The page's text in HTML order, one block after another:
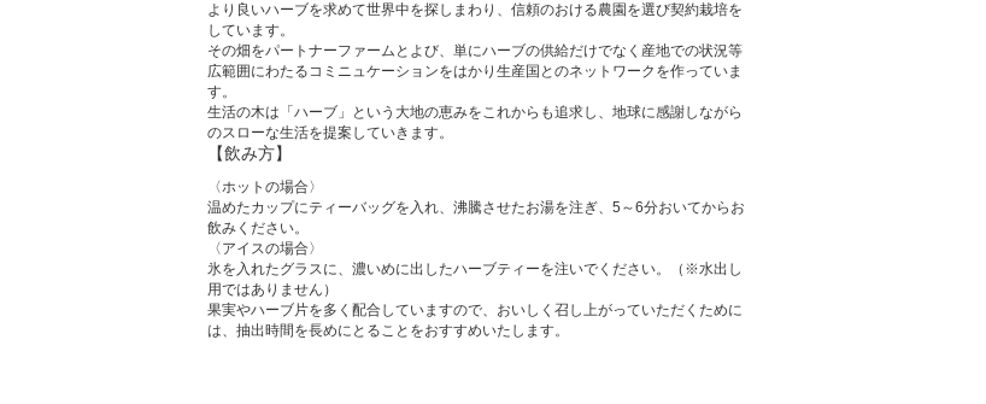
より良いハーブを求めて世界中を探しまわり、信頼のおける農園を選び契約栽培を
しています。
その畑をパートナーファームとよび、単にハーブの供給だけでなく産地での状況等
広範囲にわたるコミニュケーションをはかり生産国とのネットワークを作っていま
す。
生活の木は「ハーブ」という大地の恵みをこれからも追求し、地球に感謝しながら
のスローな生活を提案していきます。
【飲み方】
〈ホットの場合〉
温めたカップにティーバッグを入れ、沸騰させたお湯を注ぎ、5～6分おいてからお
飲みください。
〈アイスの場合〉
氷を入れたグラスに、濃いめに出したハーブティーを注いでください。（※水出し
用ではありません）
果実やハーブ片を多く配合していますので、おいしく召し上がっていただくために
は、抽出時間を長めにとることをおすすめいたします。